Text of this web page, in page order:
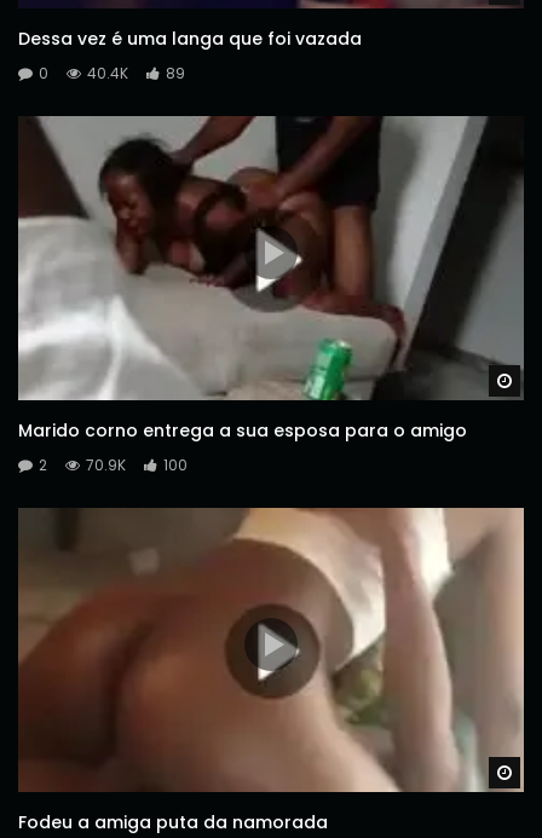
Dessa vez é uma langa que foi vazada
0 40.4K 89
Marido corno entrega a sua esposa para o amigo
2 70.9K 100
Fodeu a amiga puta da namorada